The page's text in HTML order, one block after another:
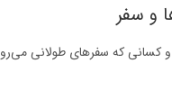
و سفر
و کسانی که سفرهای طولانی